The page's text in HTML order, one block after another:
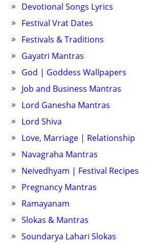
Devotional Songs Lyrics
Festival Vrat Dates
Festivals & Traditions
Gayatri Mantras
God | Goddess Wallpapers
Job and Business Mantras
Lord Ganesha Mantras
Lord Shiva
Love, Marriage | Relationship
Navagraha Mantras
Neivedhyam | Festival Recipes
Pregnancy Mantras
Ramayanam
Slokas & Mantras
Soundarya Lahari Slokas